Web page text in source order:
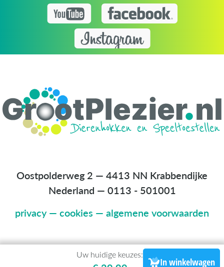
Uw huidige keuzes:
In winkelwagen
Oostpolderweg 2 — 4413 NN Krabbendijke
Nederland — 0113 - 501001
privacy— cookies — algemene voorwaarden